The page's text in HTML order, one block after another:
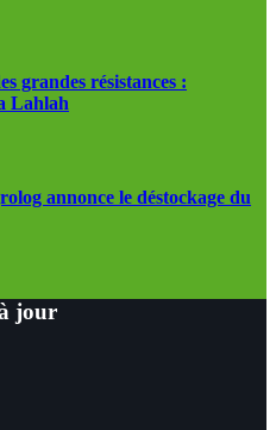
grandes résistances :
Lahlah
annonce le déstockage du
jour